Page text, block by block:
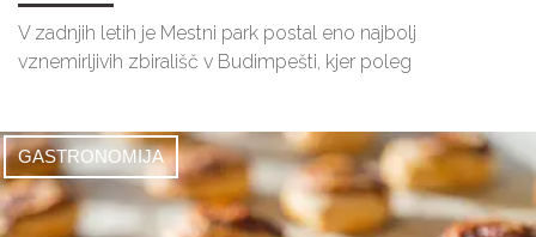
V zadnjih letih je Mestni park postal eno najbolj
vznemirljivih zbirališč v Budimpešti, kjer poleg
GASTRONOMIJA